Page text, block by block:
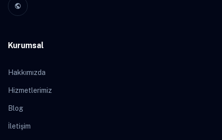
public
Kurumsal
Hakkımızda
Hizmetlerimiz
Blog
İletişim